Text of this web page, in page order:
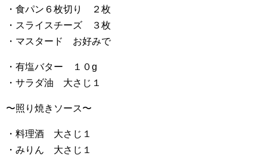
・食パン６枚切り ２枚
・スライスチーズ ３枚
・マスタード お好みで
・有塩バター １０g
・サラダ油 大さじ１
〜照り焼きソース〜
・料理酒 大さじ１
・みりん 大さじ１